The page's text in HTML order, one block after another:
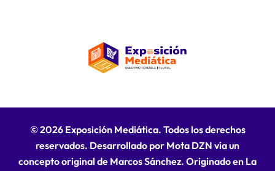
© 2026 Exposición Mediática. Todos los derechos
reservados. Desarrollado por Mota DZN vía un
concepto original de Marcos Sánchez. Originado en La